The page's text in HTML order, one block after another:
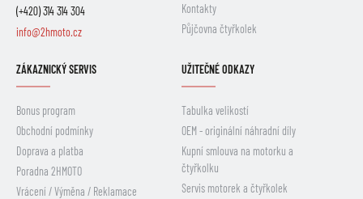
(+420) 314 314 304
info@2hmoto.cz
Kontakty
Půjčovna čtyřkolek
ZÁKAZNICKÝ SERVIS
Bonus program
Obchodní podmínky
Doprava a platba
Poradna 2HMOTO
Vrácení / Výměna / Reklamace
UŽITEČNÉ ODKAZY
Tabulka velikostí
OEM - originální náhradní díly
Kupní smlouva na motorku a
čtyřkolku
Servis motorek a čtyřkolek